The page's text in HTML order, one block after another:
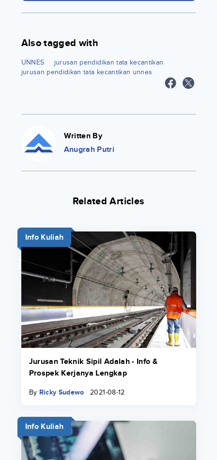
Also tagged with
UNNES
jurusan pendidikan tata kecantikan
jurusan pendidikan tata kecantikan unnes
Written By
Anugrah Putri
Related Articles
Info Kuliah
Jurusan Teknik Sipil Adalah - Info &
Prospek Kerjanya Lengkap
By Ricky Sudewo 2021-08-12
Info Kuliah